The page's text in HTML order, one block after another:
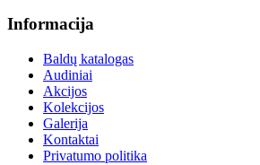
Informacija
Baldų katalogas
Audiniai
Akcijos
Kolekcijos
Galerija
Kontaktai
Privatumo politika